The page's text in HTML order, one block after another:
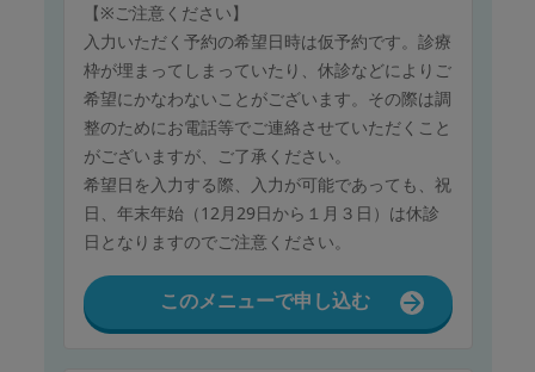
【※ご注意ください】
入力いただく予約の希望日時は仮予約です。診療
枠が埋まってしまっていたり、休診などによりご
希望にかなわないことがございます。その際は調
整のためにお電話等でご連絡させていただくこと
がございますが、ご了承ください。
希望日を入力する際、入力が可能であっても、祝
日、年末年始（12月29日から１月３日）は休診
日となりますのでご注意ください。
このメニューで申し込む